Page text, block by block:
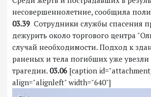
несовершеннолетние, сообщила
03.39 Сотрудники службы спасения
дежурить около торгового центра
случай необходимости. Подход к
раненых и тела погибших уже увезли
трагедии. 03.06 [caption
align="alignleft" width="640"]